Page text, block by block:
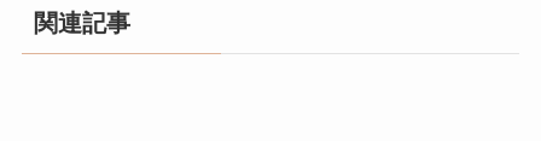
関連記事